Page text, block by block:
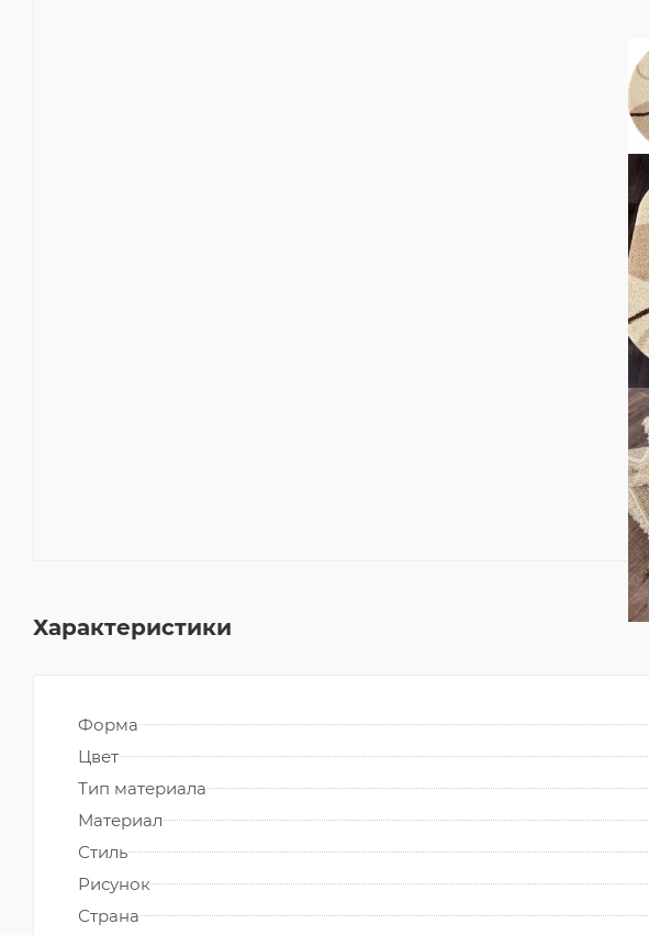
Характеристики
Форма
Цвет
Тип материала
Материал
Стиль
Рисунок
Страна